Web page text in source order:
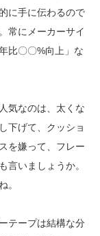
に手に伝わるので
常にメーカーサイ
比〇〇%向上」な
気なのは、太くな
下げて、クッショ
を嫌って、フレー
言いましょうか。
。
テープは結構な分